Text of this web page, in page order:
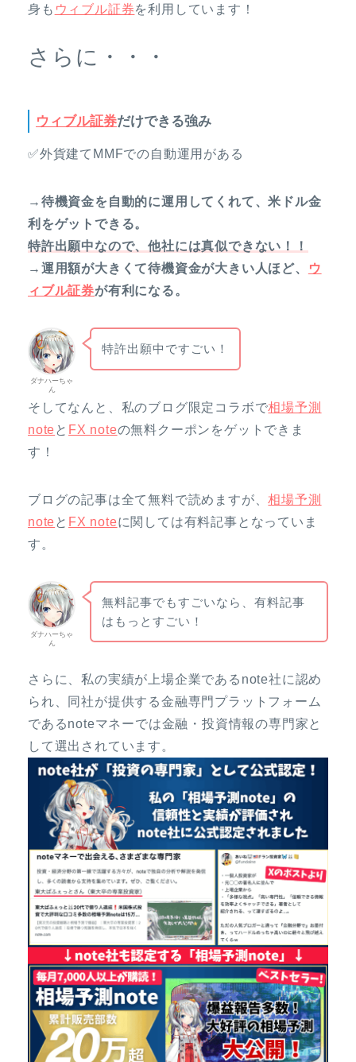
身も ウィブル証券を利用しています！
さらに・・・
ウィブル証券だけできる強み
✅外貨建てMMFでの自動運用がある
→待機資金を自動的に運用してくれて、米ドル金
利をゲットできる。
特許出願中なので、他社には真似できない！！
→運用額が大きくて待機資金が大きい人ほど、
ウ
ィブル証券が有利になる。
ダナハーちゃ
ん
特許出願中ですごい！
そしてなんと、私のブログ限定コラボで相場予測
note と FX noteの無料クーポンをゲットできま
す！
ブログの記事は全て無料で読めますが、相場予測
note と FX noteに関しては有料記事となっていま
す。
ダナハーちゃ
ん
無料記事でもすごいなら、有料記事
はもっとすごい！
さらに、私の実績が上場企業であるnote社に認め
られ、同社が提供する金融専門プラットフォーム
であるnoteマネーでは金融・投資情報の専門家と
して選出されています。